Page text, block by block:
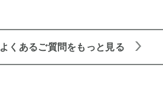
よくあるご質問をもっと見る